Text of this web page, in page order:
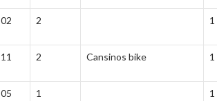
2 1
2 Cansinos bike 1
1 1